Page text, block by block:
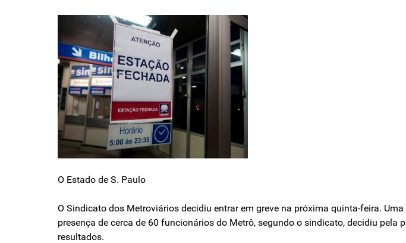
O Estado de S. Paulo
O Sindicato dos Metroviários decidiu entrar em greve na próxima quinta-feira.
presença de cerca de 60 funcionários do Metrô, segundo o sindicato, decidiu
resultados.